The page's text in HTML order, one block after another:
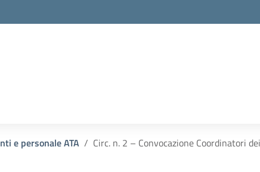
e personale ATA Circ. n. 2 – Convocazione Coordinatori